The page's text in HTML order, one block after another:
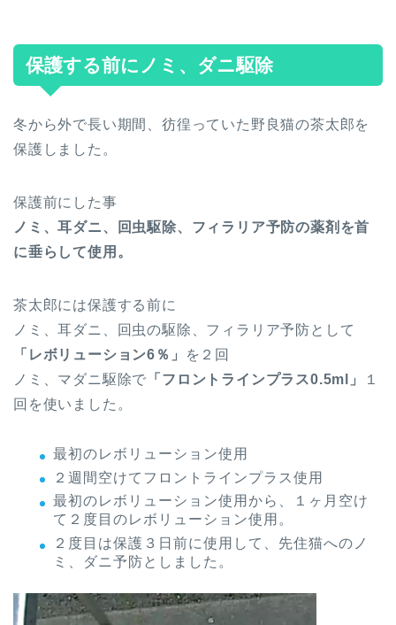
保護する前にノミ、ダニ駆除
冬から外で長い期間、彷徨っていた野良猫の茶太郎を
保護しました。
保護前にした事
ノミ、耳ダニ、回虫駆除、フィラリア予防の薬剤を首
に垂らして使用。
茶太郎には保護する前に
ノミ、耳ダニ、回虫の駆除、フィラリア予防として
「レボリューション6％」
を２回
ノミ、マダニ駆除で 「フロントラインプラス0.5ml」
１
回を使いました。
最初のレボリューション使用
２週間空けてフロントラインプラス使用
最初のレボリューション使用から、１ヶ月空け
て２度目のレボリューション使用。
２度目は保護３日前に使用して、先住猫へのノ
ミ、ダニ予防としました。